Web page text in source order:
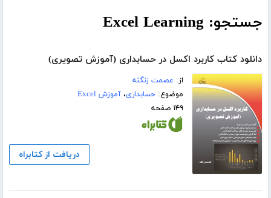
جستجو: Excel Learning
دانلود کتاب کاربرد اکسل در حسابداری (آموزش تصویری)
از: عصمت زنگنه
موضوع:حسابداری،آموزش Excel
۱۴۹ صفحه
دریافت از کتابراه